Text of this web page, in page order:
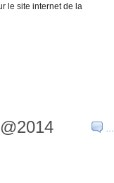
le site internet de la
…